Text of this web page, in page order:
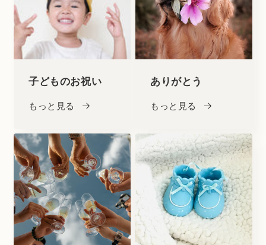
子どものお祝い
もっと見る
ありがとう
もっと見る